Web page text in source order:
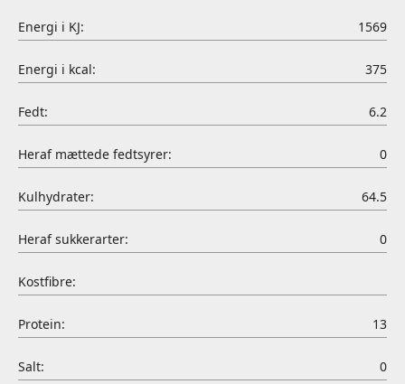
Energi i KJ: 1569
Energi i kcal: 375
Fedt: 6.2
Heraf mættede fedtsyrer: 0
Kulhydrater: 64.5
Heraf sukkerarter: 0
Kostfibre:
Protein: 13
Salt: 0